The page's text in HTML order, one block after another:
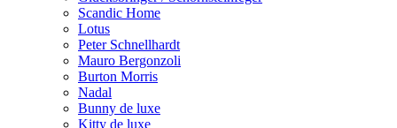
Scandic Home
Lotus
Peter Schnellhardt
Mauro Bergonzoli
Burton Morris
Nadal
Bunny de luxe
Kitty de luxe